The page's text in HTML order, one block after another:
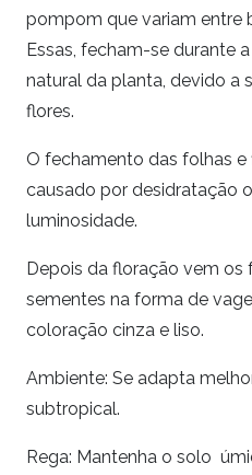
pompom que variam entre
Essas, fecham-se durante
natural da planta, devido a
flores.
O fechamento das folhas
causado por desidratação
luminosidade.
Depois da floração vem os
sementes na forma de
coloração cinza e liso.
Ambiente: Se adapta
subtropical.
Rega: Mantenha o solo